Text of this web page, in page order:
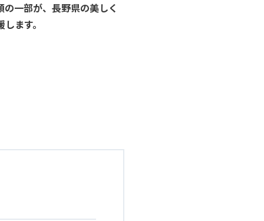
一部が、長野県の美しく
ます。